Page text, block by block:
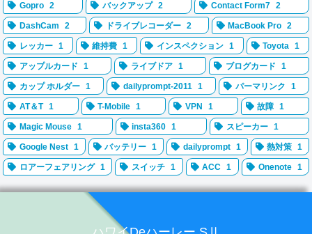
Gopro 2 バックアップ 2 Contact Form7 2
DashCam 2 ドライブレコーダー 2 MacBook Pro 2
レッカー 1 維持費 1 インスペクション 1 Toyota 1
アップルカード 1 ライブドア 1 ブログカード 1
カップ ホルダー 1 dailyprompt-2011 1 パーマリンク 1
AT＆T 1 T-Mobile 1 VPN 1 故障 1
Magic Mouse 1 insta360 1 スピーカー 1
Google Nest 1 バッテリー 1 dailyprompt 1 熱対策 1
ロアーフェアリング 1 スイッチ 1 ACC 1 Onenote 1